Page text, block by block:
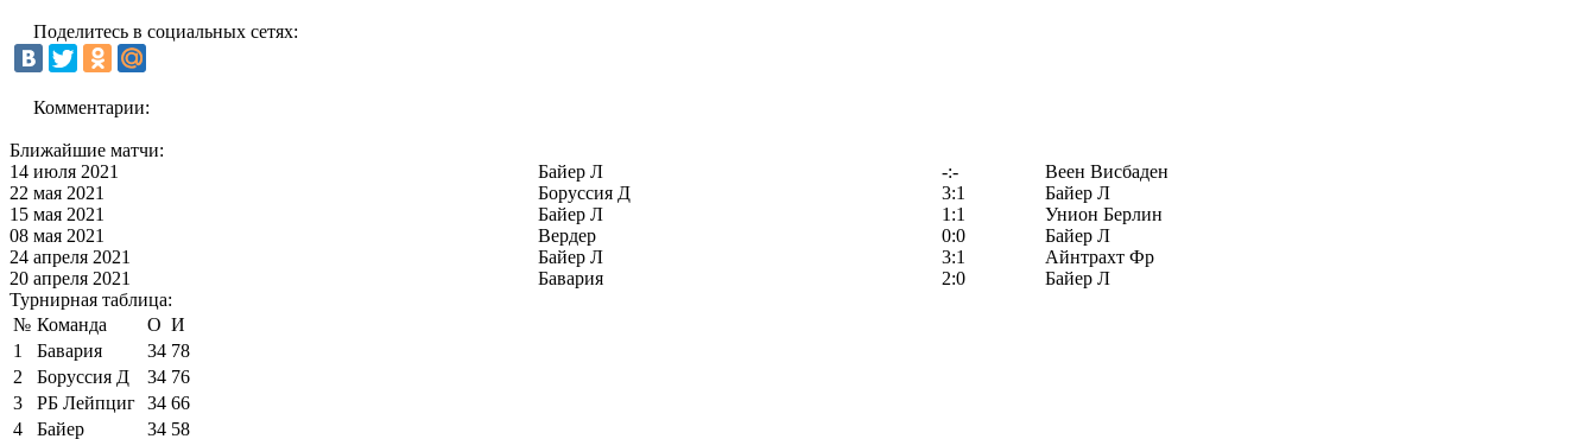
Поделитесь в социальных сетях:
Комментарии:
Ближайшие матчи:
14 июля 2021
Байер Л -:-
Веен Висбаден
22 мая 2021
Боруссия Д 3:1
Байер Л
15 мая 2021
Байер Л 1:1
Унион Берлин
08 мая 2021
Вердер 0:0
Байер Л
24 апреля 2021
Байер Л 3:1
Айнтрахт Фр
20 апреля 2021
Бавария 2:0
Байер Л
Турнирная таблица:
№ Команда О И
1
Бавария 34 78
2
Боруссия Д 34 76
3
РБ Лейпциг 34 66
4
Байер 34 58